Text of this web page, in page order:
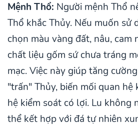
Mệnh Thổ: Người mệnh Thổ
Thổ khắc Thủy. Nếu muốn sử
chọn màu vàng đất, nâu, cam
chất liệu gốm sứ chưa tráng
mạc. Việc này giúp tăng
"trấn" Thủy, biến mối quan hệ
hệ kiểm soát có lợi. Lu không
thể kết hợp với đá tự nhiên